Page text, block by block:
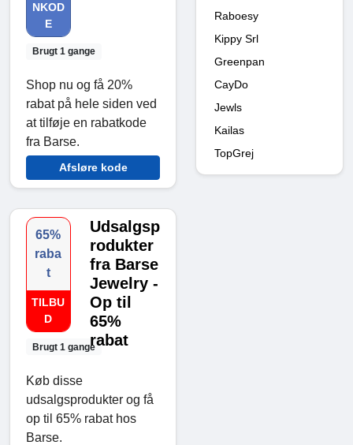
NKOD
E
Brugt 1 gange
Shop nu og få 20%
rabat på hele siden ved
at tilføje en rabatkode
fra Barse.
Afsløre kode
65%
raba
t
TILBU
D
Brugt 1 gange
Udsalgsp
rodukter
fra Barse
Jewelry -
Op til
65%
rabat
Køb disse
udsalgsprodukter og få
op til 65% rabat hos
Barse.
Raboesy
Kippy Srl
Greenpan
CayDo
Jewls
Kailas
TopGrej